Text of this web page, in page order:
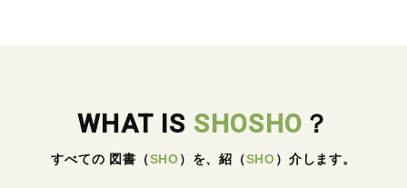
WHAT IS SHOSHO ？
すべての 図書 （SHO） を、紹 （SHO） 介します。